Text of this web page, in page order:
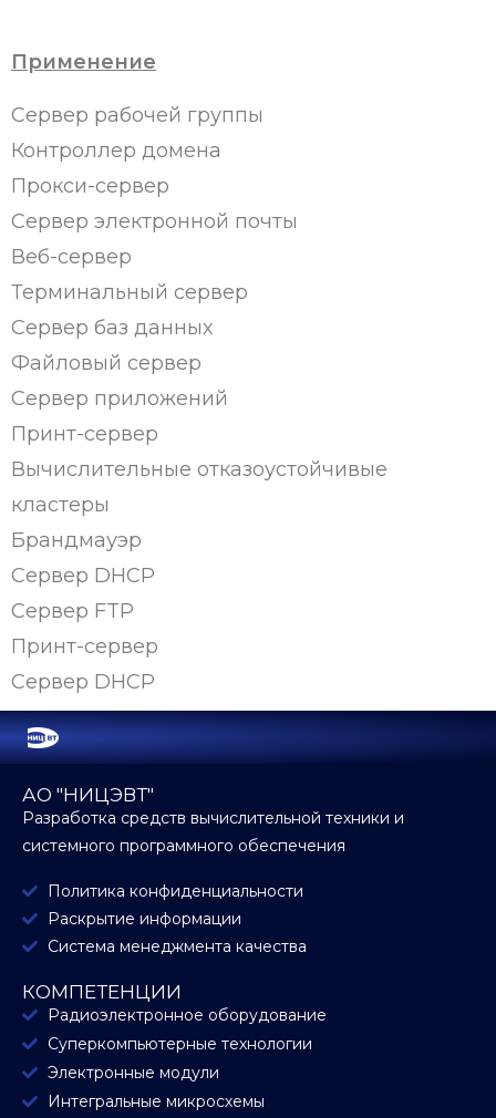
Применение
Сервер рабочей группы
Контроллер домена
Прокси-сервер
Сервер электронной почты
Веб-сервер
Терминальный сервер
Сервер баз данных
Файловый сервер
Сервер приложений
Принт-сервер
Вычислительные отказоустойчивые
кластеры
Брандмауэр
Сервер DHCP
Сервер FTP
Принт-сервер
Сервер DHCP
АО "НИЦЭВТ"
Разработка средств вычислительной техники и
системного программного обеспечения
Политика конфиденциальности
Раскрытие информации
Система менеджмента качества
КОМПЕТЕНЦИИ
Радиоэлектронное оборудование
Суперкомпьютерные технологии
Электронные модули
Интегральные микросхемы